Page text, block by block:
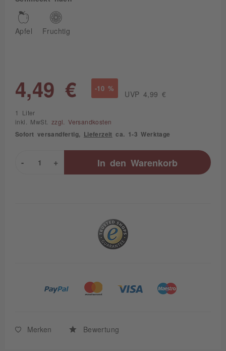
Apfel Fruchtig
4,49 € -10 %
UVP 4,99 €
1 Liter
inkl. MwSt. zzgl. Versandkosten
Sofort versandfertig, Lieferzeit ca. 1-3 Werktage
+
- In den Warenkorb
Merken Bewertung